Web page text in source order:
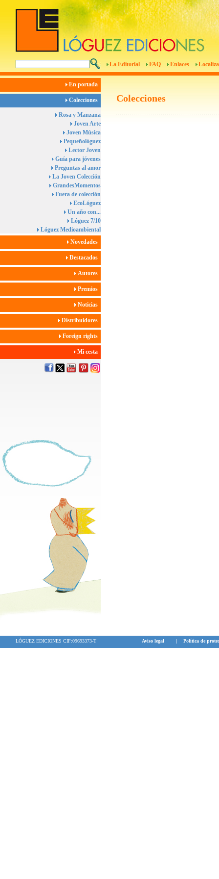
La Editorial FAQ Enlaces
En portada
Colecciones
Rosa y Manzana
Joven Arte
Joven Música
Pequeñológuez
Lector Joven
Guía para jóvenes
Preguntas al amor
La Joven Colección
GrandesMomentos
Fuera de colección
EcoLóguez
Un año con...
Lóguez 7/10
Lóguez Medioambiental
Novedades
Destacados
Autores
Premios
Noticias
Distribuidores
Foreign rights
Mi cesta
Colecciones
LÓGUEZ EDICIONES CIF:09693373-T Aviso legal | Política de